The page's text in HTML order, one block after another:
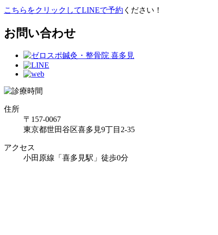
こちらをクリックしてLINEで予約 ください！
お問い合わせ
住所
〒157-0067
東京都世田谷区喜多見9丁目2-35
アクセス
小田原線「喜多見駅」徒歩0分